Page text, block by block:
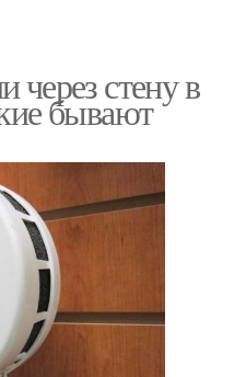
через стену в
бывают